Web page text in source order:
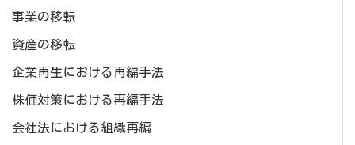
事業の移転
資産の移転
企業再生における再編手法
株価対策における再編手法
会社法における組織再編